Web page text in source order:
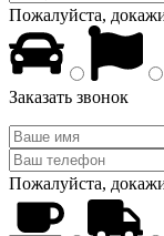
Пожалуйста,
Заказать звонок
Пожалуйста,